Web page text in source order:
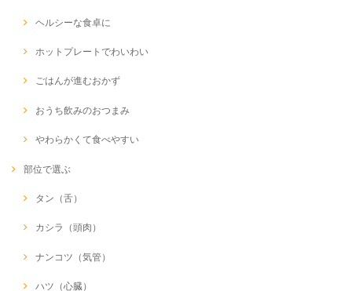
ヘルシーな食卓に
ホットプレートでわいわい
ごはんが進むおかず
おうち飲みのおつまみ
やわらかくて食べやすい
部位で選ぶ
タン（舌）
カシラ（頭肉）
ナンコツ（気管）
ハツ（心臓）